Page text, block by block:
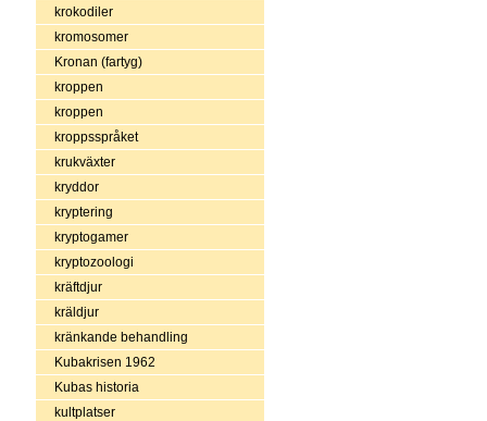
krokodiler
kromosomer
Kronan (fartyg)
kroppen
kroppen
kroppsspråket
krukväxter
kryddor
kryptering
kryptogamer
kryptozoologi
kräftdjur
kräldjur
kränkande behandling
Kubakrisen 1962
Kubas historia
kultplatser